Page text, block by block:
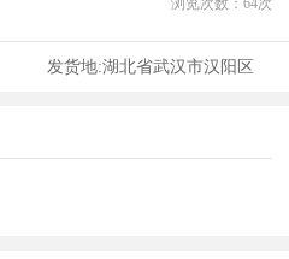
浏览次数： 64次
发货地:湖北省武汉市汉阳区